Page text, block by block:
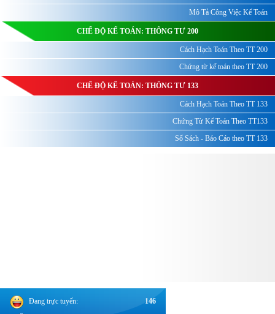
Mô Tả Công Việc Kế Toán
CHẾ ĐỘ KẾ TOÁN: THÔNG TƯ 200
Cách Hạch Toán Theo TT 200
Chứng từ kế toán theo TT 200
CHẾ ĐỘ KẾ TOÁN: THÔNG TƯ 133
Cách Hạch Toán Theo TT 133
Chứng Từ Kế Toán Theo TT133
Sổ Sách - Báo Cáo theo TT 133
Đang trực tuyến: 146